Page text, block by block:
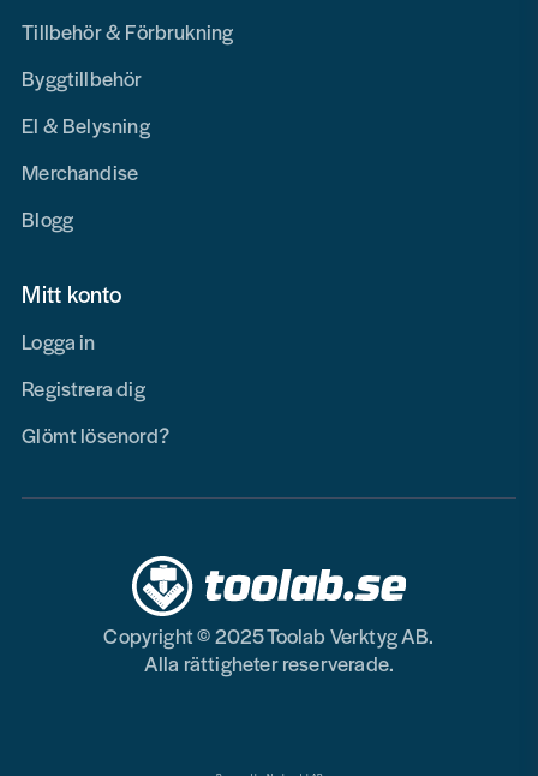
Tillbehör & Förbrukning
Byggtillbehör
El & Belysning
Merchandise
Blogg
Mitt konto
Logga in
Registrera dig
Glömt lösenord?
Copyright © 2025 Toolab Verktyg AB.
Alla rättigheter reserverade.